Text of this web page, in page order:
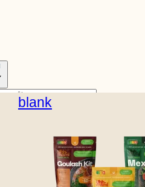
blank
Engelska (Förenta
Spanska
Engelska (UK)
Italienska
0,00